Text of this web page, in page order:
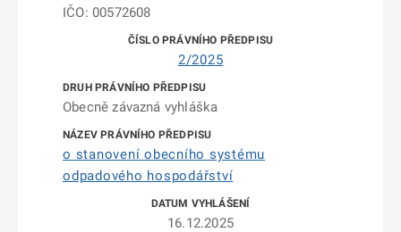
IČO: 00572608
2/2025
Obecně závazná vyhláška
o stanovení obecního systému
odpadového hospodářství
16.12.2025